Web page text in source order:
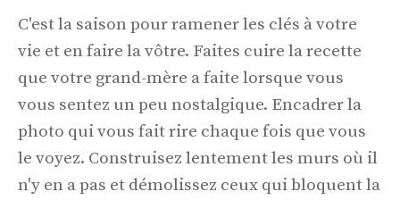
C'est la saison pour ramener les clés à votre
vie et en faire la vôtre. Faites cuire la recette
que votre grand-mère a faite lorsque vous
vous sentez un peu nostalgique. Encadrer la
photo qui vous fait rire chaque fois que vous
le voyez. Construisez lentement les murs où il
n'y en a pas et démolissez ceux qui bloquent la